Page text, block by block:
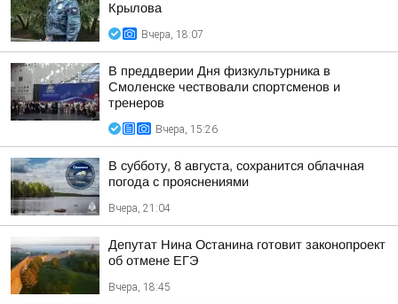
Крылова
Вчера, 18:07
В преддверии Дня физкультурника в
Смоленске чествовали спортсменов и
тренеров
Вчера, 15:26
В субботу, 8 августа, сохранится облачная
погода с прояснениями
Вчера, 21:04
Депутат Нина Останина готовит законопроект
об отмене ЕГЭ
Вчера, 18:45